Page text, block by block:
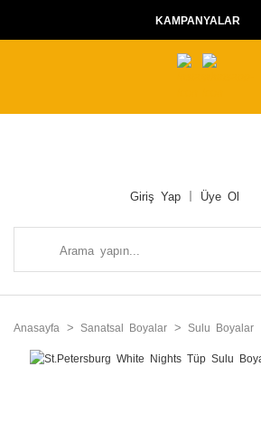
KAMPANYALAR
Giriş Yap Üye Ol
Anasayfa Sanatsal Boyalar Sulu Boyalar